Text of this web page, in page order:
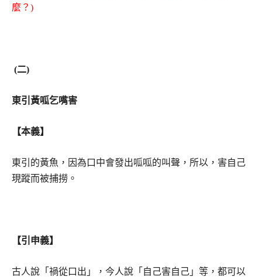
麼？)
(二)
東引 黃呱乞嘴害
【本義】
東引的黃魚，因為口中會發出呱呱的叫聲，所以，害自己
現蹤而被捕撈。
【引申義】
古人說「禍從口出」，今人說「自己害自己」等，都可以